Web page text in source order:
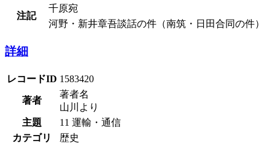
注記
千原宛
河野・新井章吾談話の件（南筑・日田合同の件）
詳細
レコードID 1583420
著者
著者名
山川より
主題
11 運輸・通信
カテゴリ
歴史